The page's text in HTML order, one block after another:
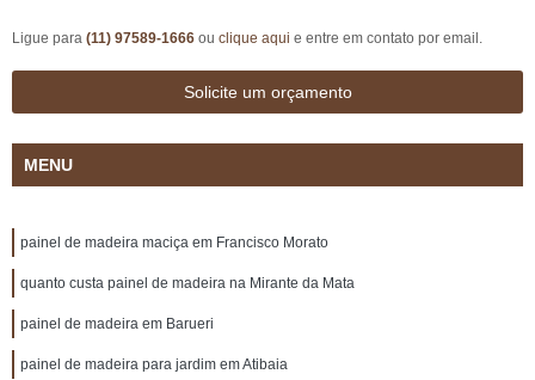
Ligue para (11) 97589-1666 ou clique aqui e entre em contato por email.
Solicite um orçamento
MENU
painel de madeira maciça em Francisco Morato
quanto custa painel de madeira na Mirante da Mata
painel de madeira em Barueri
painel de madeira para jardim em Atibaia